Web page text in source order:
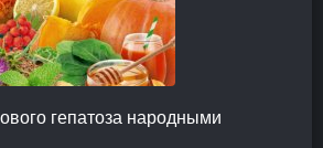
гепатоза народными